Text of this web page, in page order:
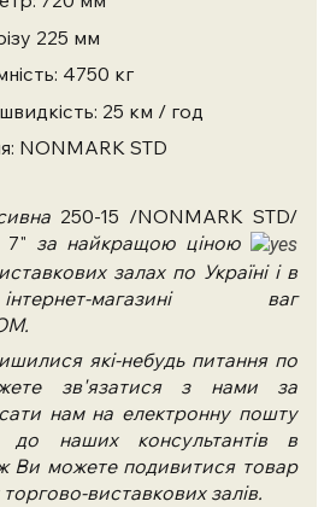
225 мм
4750 кг
25 км / год
NONMARK STD
250-15 /NONMARK STD/
7" за найкращою ціною
залах по Україні і в
магазині ваг
які-небудь питання по
зв'язатися з нами за
нам на електронну пошту
до наших консультантів в
Ви можете подивитися товар
виставкових залів.